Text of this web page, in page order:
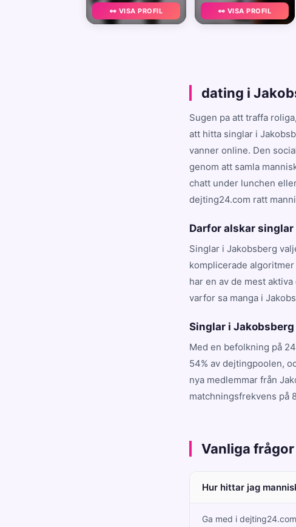
👀 VISA PROFIL 👀 VISA PROFIL
dating i
Sugen pa att traffa
att hitta singlar i
vanner online. Den
genom att samla
chatt under lunchen
dejting24.com ratt
Darfor alskar
Singlar i Jakobsberg
komplicerade
har en av de mest
varfor sa manga i
Singlar i
Med en befolkning på
54% av dejtingpoolen,
nya medlemmar från
matchningsfrekvens på
Vanliga frågor
Hur hittar jag
Ga med i